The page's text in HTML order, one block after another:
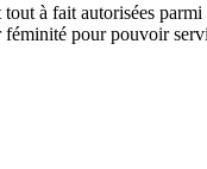
à fait autorisées
féminité pour pouvoir